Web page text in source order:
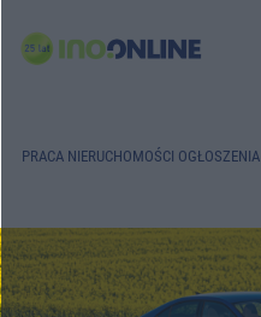
PRACA NIERUCHOMOŚCI OGŁOSZENIA